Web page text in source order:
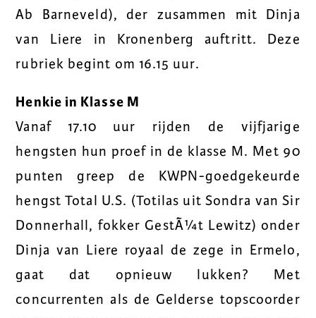
Ab Barneveld), der zusammen mit Dinja
van Liere in Kronenberg auftritt. Deze
rubriek begint om 16.15 uur.
Henkie in Klasse M
Vanaf 17.10 uur rijden de vijfjarige
hengsten hun proef in de klasse M. Met 90
punten greep de KWPN-goedgekeurde
hengst Total U.S. (Totilas uit Sondra van Sir
Donnerhall, fokker GestÃ¼t Lewitz) onder
Dinja van Liere royaal de zege in Ermelo,
gaat dat opnieuw lukken? Met
concurrenten als de Gelderse topscoorder